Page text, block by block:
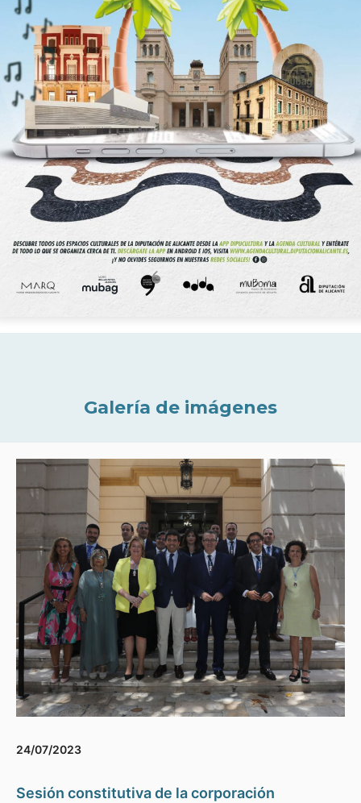
Galería de imágenes
24/07/2023
Sesión constitutiva de la corporación